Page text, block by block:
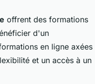
offrent des formations
d'un
en ligne axées
et un accès à un